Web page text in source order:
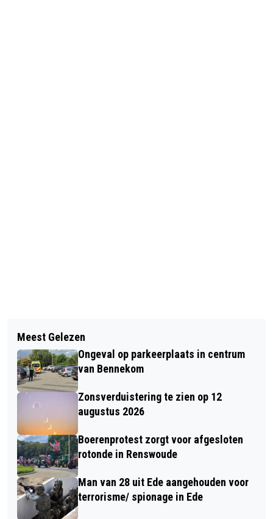
BUSSEN OP DE VELUWE VALLEN UIT
DOOR PERSONEELSTEKORT BIJ
VERVOERDER
OPNIEUW TREINUITVAL DOOR TEKORT
AAN VERKEERSLEIDERS PRORAIL
Meest Gelezen
Ongeval op parkeerplaats in centrum
van Bennekom
Zonsverduistering te zien op 12
augustus 2026
Boerenprotest zorgt voor afgesloten
rotonde in Renswoude
Man van 28 uit Ede aangehouden voor
terrorisme/ spionage in Ede